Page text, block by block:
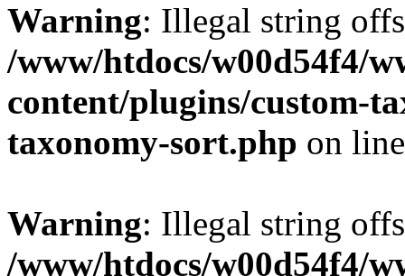
Warning: Illegal string
/www/htdocs/w00d54f4/
content/plugins/custom-
taxonomy-sort.php on
Warning: Illegal string
/www/htdocs/w00d54f4/